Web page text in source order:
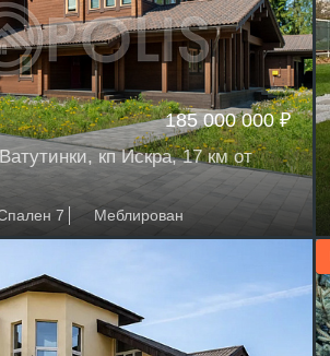
185 000 000 ₽
кп Искра, 17 км от
7 Меблирован